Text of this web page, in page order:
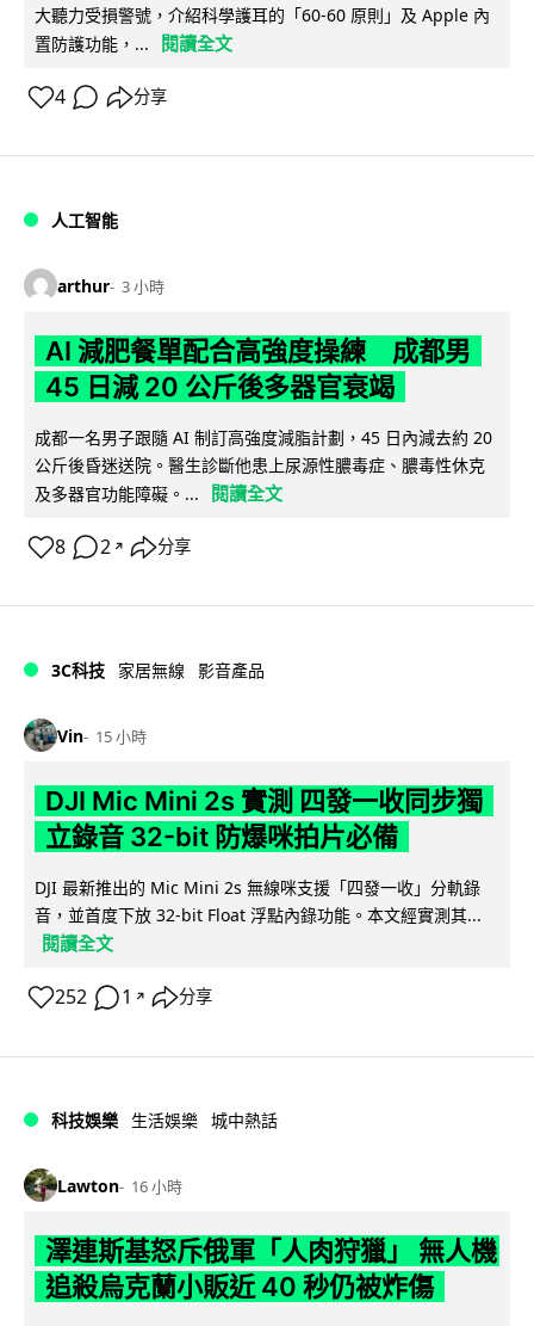
大聽力受損警號，介紹科學護耳的「60-60 原則」及 Apple 內
置防護功能，...
閱讀全文
4 分享
人工智能
arthur 3 小時
AI 減肥餐單配合高強度操練 成都男
45 日減 20 公斤後多器官衰竭
成都一名男子跟隨 AI 制訂高強度減脂計劃，45 日內減去約 20
公斤後昏迷送院。醫生診斷他患上尿源性膿毒症、膿毒性休克
及多器官功能障礙。...
閱讀全文
8 2 ↗ 分享
3C科技 家居無線 影音產品
Vin 15 小時
DJI Mic Mini 2s 實測 四發一收同步獨
立錄音 32-bit 防爆咪拍片必備
DJI 最新推出的 Mic Mini 2s 無線咪支援「四發一收」分軌錄
音，並首度下放 32-bit Float 浮點內錄功能。本文經實測其...
閱讀全文
252 1 ↗ 分享
科技娛樂 生活娛樂 城中熱話
Lawton 16 小時
澤連斯基怒斥俄軍「人肉狩獵」 無人機
追殺烏克蘭小販近 40 秒仍被炸傷